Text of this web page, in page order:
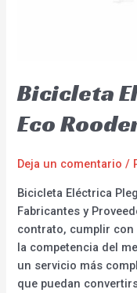
Bicicleta
Eco
Deja un comentario /
Bicicleta Eléctrica
Fabricantes y
contrato, cumplir
la competencia del
un servicio más
que puedan